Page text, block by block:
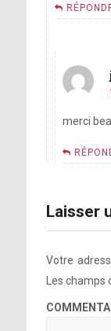
merci
Laisser
Votre
Les